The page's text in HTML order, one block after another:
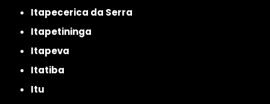
Itapecerica da Serra
Itapetininga
Itapeva
Itatiba
Itu